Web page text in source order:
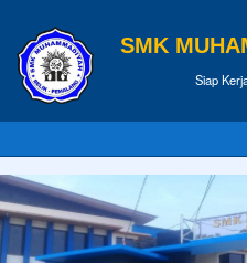
SMK
Siap